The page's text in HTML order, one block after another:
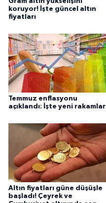
koruyor! İşte güncel altın
fiyatları
Temmuz enflasyonu
açıklandı: İşte yeni rakamlar
Altın fiyatları güne düşüşle
başladı! Çeyrek ve